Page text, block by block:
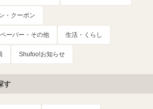
・クーポン
ーパー・その他 生活・くらし
Shufoo!お知らせ
す